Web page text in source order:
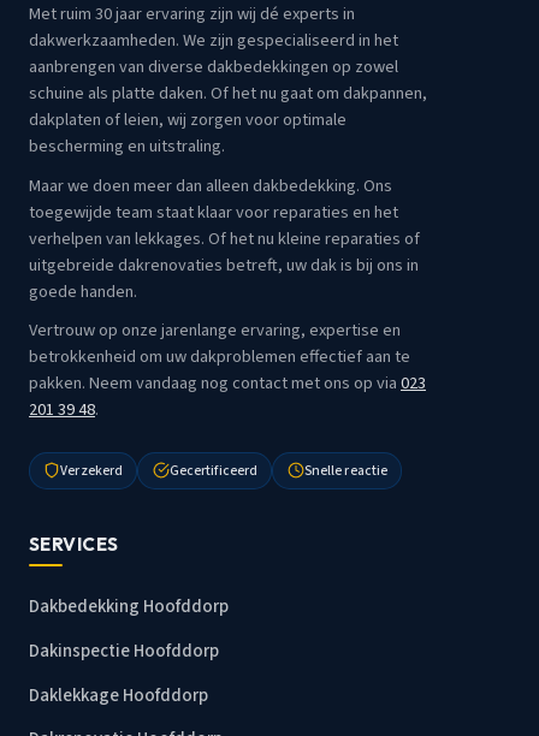
Met ruim 30 jaar ervaring zijn wij dé experts in
dakwerkzaamheden. We zijn gespecialiseerd in het
aanbrengen van diverse dakbedekkingen op zowel
schuine als platte daken. Of het nu gaat om dakpannen,
dakplaten of leien, wij zorgen voor optimale
bescherming en uitstraling.
Maar we doen meer dan alleen dakbedekking. Ons
toegewijde team staat klaar voor reparaties en het
verhelpen van lekkages. Of het nu kleine reparaties of
uitgebreide dakrenovaties betreft, uw dak is bij ons in
goede handen.
Vertrouw op onze jarenlange ervaring, expertise en
betrokkenheid om uw dakproblemen effectief aan te
pakken. Neem vandaag nog contact met ons op via023
201 39 48.
Verzekerd Gecertificeerd Snelle reactie
SERVICES
Dakbedekking Hoofddorp
Dakinspectie Hoofddorp
Daklekkage Hoofddorp